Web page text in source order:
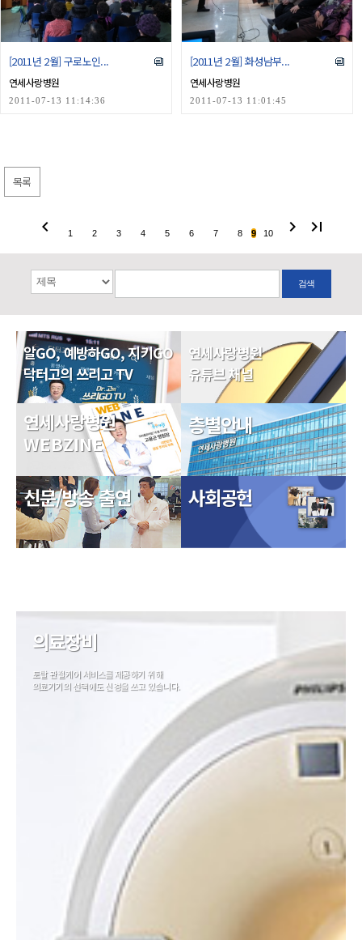
[2011년 2월] 구로노인...
연세사랑병원
2011-07-13 11:14:36
[2011년 2월] 화성남부...
연세사랑병원
2011-07-13 11:01:45
목록
chevron_left 1 2 3 4 5 6 7 8 9 10 chevron_right last_page
검색
알GO, 예방하GO, 지키GO
닥터고의 쓰리고 TV
연세사랑병원
유튜브 채널
연세사랑병원
WEBZINE
신문/방송 출연
층별안내
사회공헌
의료장비
토탈 관절케어 서비스를 제공하기 위해
의료기기의 선택에도 신경을 쓰고 있습니다.